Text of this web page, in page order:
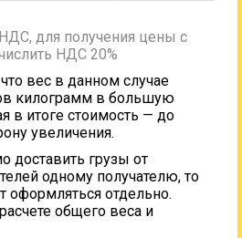
для получения цены с
НДС 20%
вес в данном случае
килограмм в большую
в итоге стоимость — до
увеличения.
доставить грузы от
одному получателю, то
оформляться отдельно.
общего веса и